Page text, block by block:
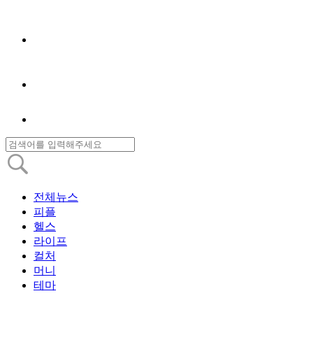
전체뉴스
피플
헬스
라이프
컬처
머니
테마